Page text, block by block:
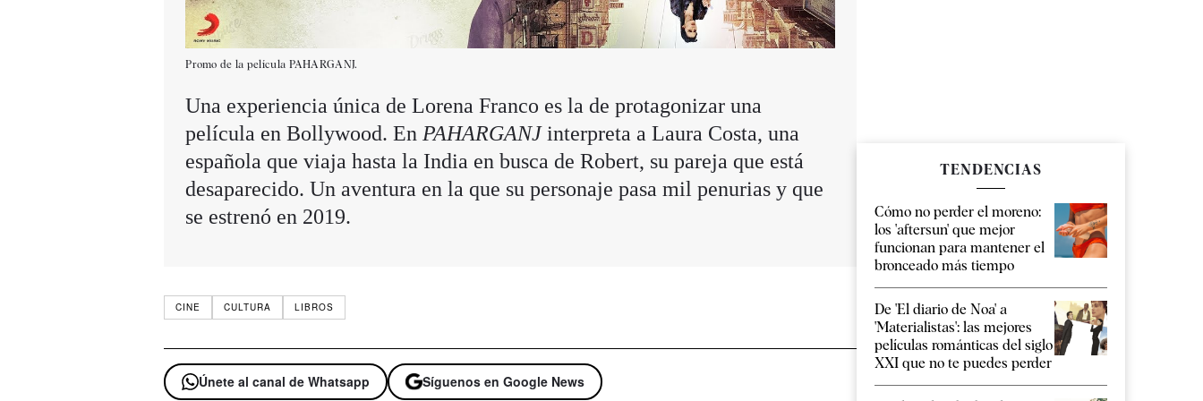
Promo de la película PAHARGANJ.
Una experiencia única de Lorena Franco es la de protagonizar una
película en Bollywood. En PAHARGANJinterpreta a Laura Costa, una
española que viaja hasta la India en busca de Robert, su pareja que está
desaparecido. Un aventura en la que su personaje pasa mil penurias y que
se estrenó en 2019.
CINE CULTURA LIBROS
Únete al canal de Whatsapp Síguenos en Google News
TENDENCIAS
Cómo no perder el moreno:
los 'aftersun' que mejor
funcionan para mantener el
bronceado más tiempo
De 'El diario de Noa' a
'Materialistas': las mejores
películas románticas del siglo
XXI que no te puedes perder